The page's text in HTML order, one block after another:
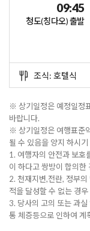
09:45
청도(칭다오) 출발
조식: 호텔식
※ 상기일정은 예정일정
바랍니다.
※ 상기일정은 여행표준
될 수 있음을 양지 하시
1. 여행자의 안전과 보호
이 하다고 쌍방이 합의한
2. 천재지변,전란, 정부
적을 달성할 수 없는 경우
3. 당사의 고의 또는 과
통 체증등으로 인하여 계